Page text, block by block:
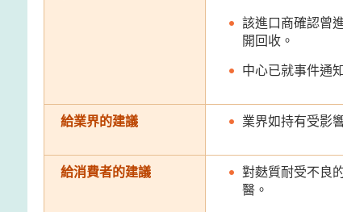
該進口商確認曾
開回收。
中心已就事件通
給業界的建議 業界如持有受影
給消費者的建議
對麩質耐受不良
醫。